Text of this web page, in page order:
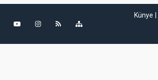
Künye